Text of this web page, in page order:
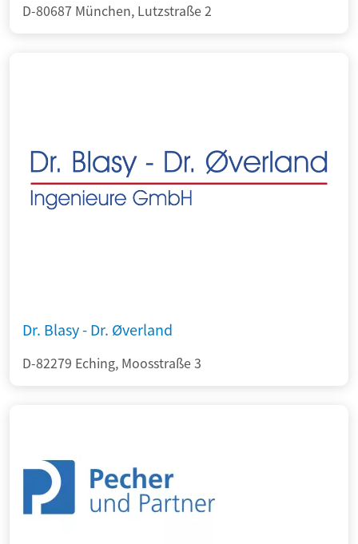
D-80687 München, Lutzstraße 2
Dr. Blasy - Dr. Øverland
D-82279 Eching, Moosstraße 3